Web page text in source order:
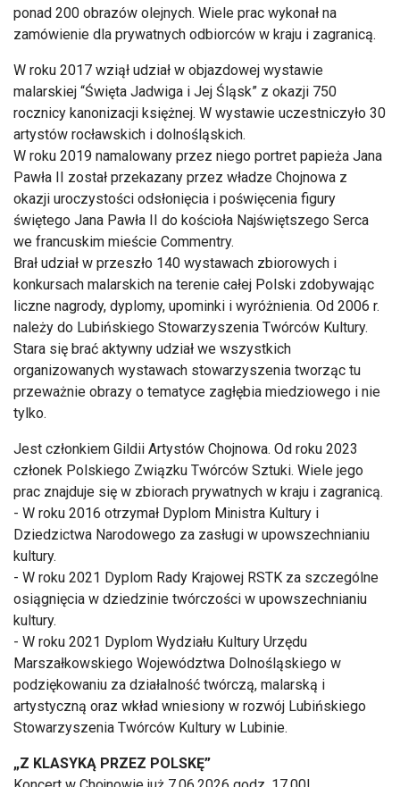
ponad 200 obrazów olejnych. Wiele prac wykonał na
zamówienie dla prywatnych odbiorców w kraju i zagranicą.
W roku 2017 wziął udział w objazdowej wystawie
malarskiej “Święta Jadwiga i Jej Śląsk” z okazji 750
rocznicy kanonizacji księżnej. W wystawie uczestniczyło 30
artystów rocławskich i dolnośląskich.
W roku 2019 namalowany przez niego portret papieża Jana
Pawła II został przekazany przez władze Chojnowa z
okazji uroczystości odsłonięcia i poświęcenia figury
świętego Jana Pawła II do kościoła Najświętszego Serca
we francuskim mieście Commentry.
Brał udział w przeszło 140 wystawach zbiorowych i
konkursach malarskich na terenie całej Polski zdobywając
liczne nagrody, dyplomy, upominki i wyróżnienia. Od 2006 r.
należy do Lubińskiego Stowarzyszenia Twórców Kultury.
Stara się brać aktywny udział we wszystkich
organizowanych wystawach stowarzyszenia tworząc tu
przeważnie obrazy o tematyce zagłębia miedziowego i nie
tylko.
Jest członkiem Gildii Artystów Chojnowa. Od roku 2023
członek Polskiego Związku Twórców Sztuki. Wiele jego
prac znajduje się w zbiorach prywatnych w kraju i zagranicą.
- W roku 2016 otrzymał Dyplom Ministra Kultury i
Dziedzictwa Narodowego za zasługi w upowszechnianiu
kultury.
- W roku 2021 Dyplom Rady Krajowej RSTK za szczególne
osiągnięcia w dziedzinie twórczości w upowszechnianiu
kultury.
- W roku 2021 Dyplom Wydziału Kultury Urzędu
Marszałkowskiego Województwa Dolnośląskiego w
podziękowaniu za działalność twórczą, malarską i
artystyczną oraz wkład wniesiony w rozwój Lubińskiego
Stowarzyszenia Twórców Kultury w Lubinie.
„Z KLASYKĄ PRZEZ POLSKĘ”